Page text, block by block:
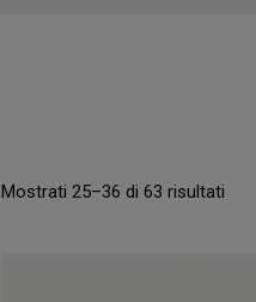
Mostrati 25–36 di 63 risultati